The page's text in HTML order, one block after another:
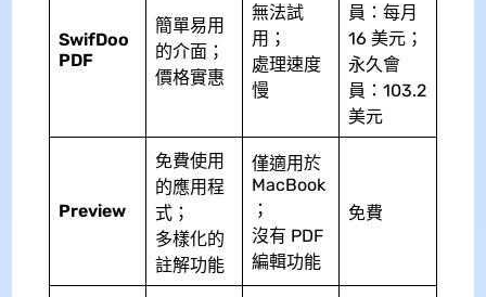
SwifDoo
PDF
簡單易用
的介面；
價格實惠
無法試
用；
處理速度
慢
員：每月
16 美元；
永久會
員：103.2
美元
Preview
免費使用
的應用程
式；
多樣化的
註解功能
僅適用於
MacBook
；
沒有 PDF
編輯功能
免費